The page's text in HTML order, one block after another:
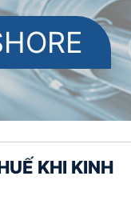
Mauritius
Seychelles
KHI KINH